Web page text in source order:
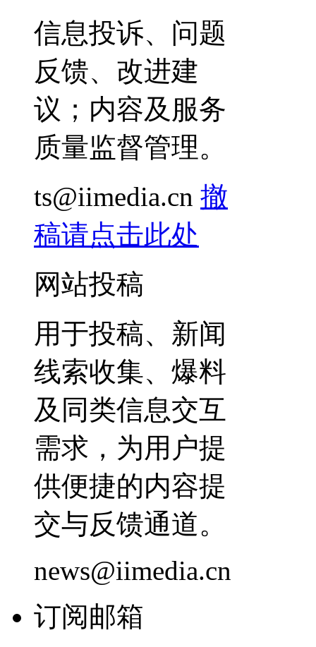
信息投诉、问题
反馈、改进建
议；内容及服务
质量监督管理。
ts@iimedia.cn 撤
稿请点击此处
网站投稿
用于投稿、新闻
线索收集、爆料
及同类信息交互
需求，为用户提
供便捷的内容提
交与反馈通道。
news@iimedia.cn
订阅邮箱